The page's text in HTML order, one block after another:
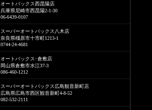
オートバックス西昆陽店
兵庫県尼崎市西昆陽2-1-30
06-6439-0107
スーパーオートバックス八木店
奈良県橿原市十市町1213-1
0744-24-4681
オートバックス･倉敷店
岡山県倉敷市水江37-3
086-460-1212
スーパーオートバックス広島観音新町店
広島県広島市西区観音新町4-8-52
082-532-2111